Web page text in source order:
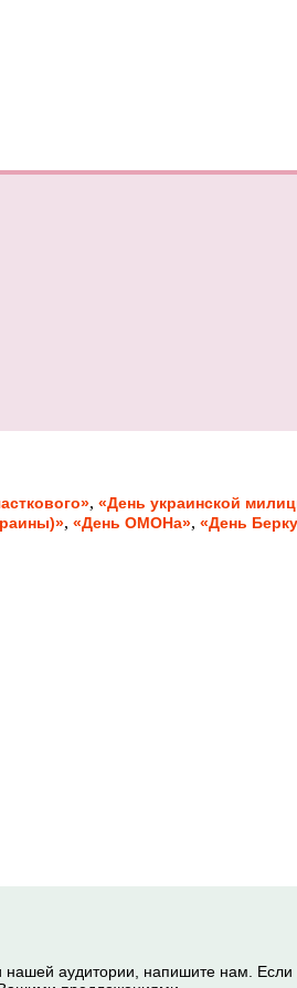
, «День украинской
, «День ОМОНа», «День
аудитории, напишите нам. Если